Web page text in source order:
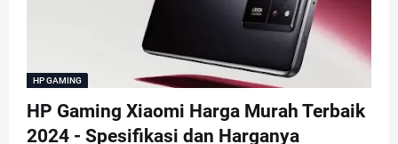
HP GAMING
HP Gaming Xiaomi Harga Murah Terbaik
2024 - Spesifikasi dan Harganya